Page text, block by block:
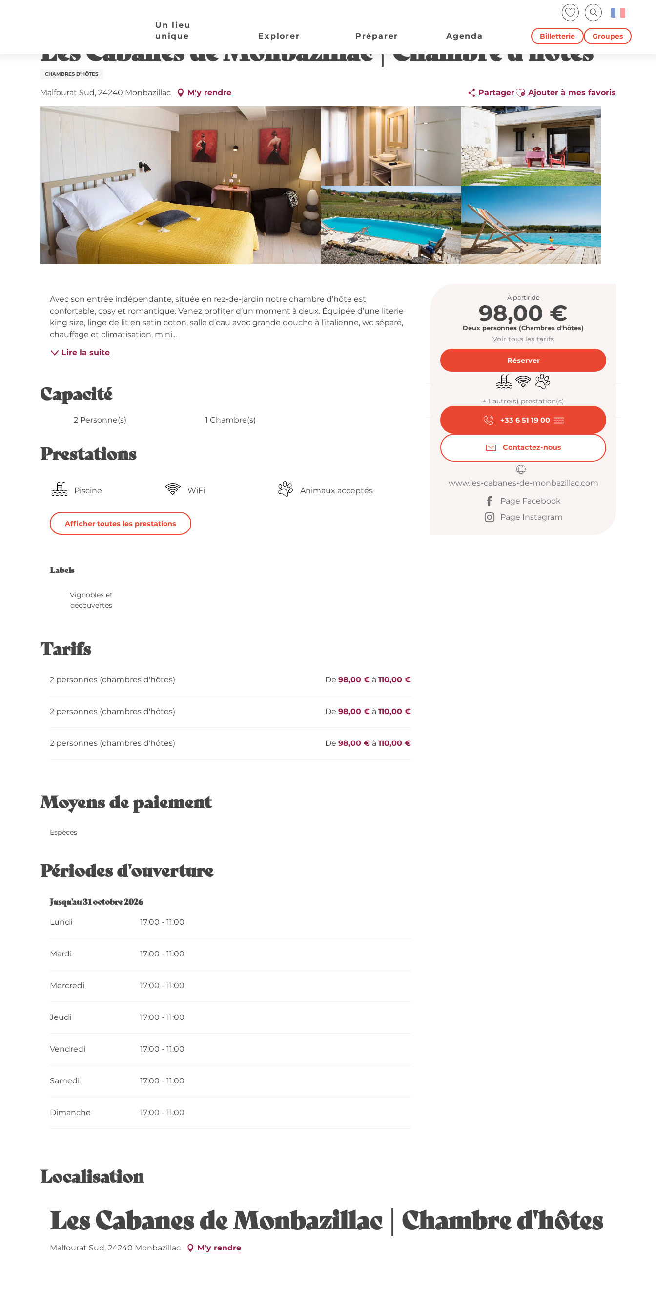
Voir les favoris
Recherche
Billetterie Groupes
Un lieu
unique
Explorer Préparer Agenda
Les Cabanes de Monbazillac | Chambre d'hôtes
CHAMBRES D'HÔTES
Malfourat Sud, 24240 Monbazillac M'y rendre PartagerAjouter aux favoris
Ajouter à mes favoris
Ouverture
À partir de
98,00 €
Deux personnes (Chambres d'hôtes)
Voir tous les tarifs
Réserver
PiscineWiFi Animaux acceptés
+ 1 autre(s) prestation(s)
+33 6 51 19 00 ▒▒
Contactez-nous
www.les-cabanes-de-monbazillac.com
Page Facebook
Page Instagram
Description
Avec son entrée indépendante, située en rez-de-jardin notre chambre d’hôte est
confortable, cosy et romantique. Venez profiter d’un moment à deux. Équipée d’une literie
king size, linge de lit en satin coton, salle d’eau avec grande douche à l’italienne, wc séparé,
chauffage et climatisation, mini...
Lire la suite
Capacité
2 Personne(s) 1 Chambre(s)
Prestations
Piscine WiFi Animaux acceptés
Afficher toutes les prestations
Offres de prestations
Labels
Labels
Vignobles et
découvertes
Tarifs
2 personnes (chambres d'hôtes) De98,00 € à110,00 €
2 personnes (chambres d'hôtes) De98,00 € à110,00 €
2 personnes (chambres d'hôtes) De98,00 € à110,00 €
Moyens de paiement
Espèces
Périodes d'ouverture
Du1 mars 2026au31 octobre 2026
Jusqu'au31 octobre 2026
Lundi 17:00 - 11:00
Mardi 17:00 - 11:00
Mercredi 17:00 - 11:00
Jeudi 17:00 - 11:00
Vendredi 17:00 - 11:00
Samedi 17:00 - 11:00
Dimanche 17:00 - 11:00
Localisation
Les Cabanes de Monbazillac | Chambre d'hôtes
Malfourat Sud, 24240 Monbazillac M'y rendre